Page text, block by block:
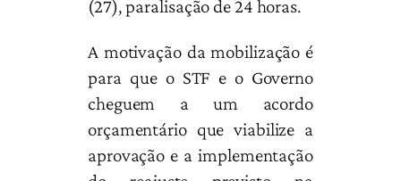
(27), paralisação de 24 horas.
A motivação da mobilização é
para que o STF e o Governo
cheguem a um acordo
orçamentário que viabilize a
aprovação e a implementação